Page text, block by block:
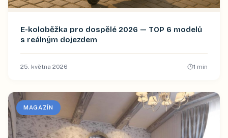
E-koloběžka pro dospělé 2026 — TOP 6 modelů
s reálným dojezdem
25. května 2026 1 min
MAGAZÍN